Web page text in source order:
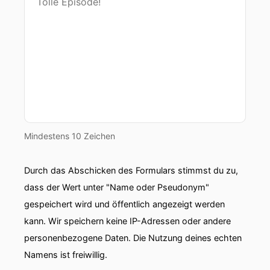
nutzen um fossile Kraft und Brennstoffe zu
perspektivisch wahrscheinlich mehr Leistungen.
00:02:54: das gab auch an diesem
Versorgungssicherheitsbericht der
Bundesnetzagentur einige Kritik methodischer
00:03:00: Das kann also niemand so genau
Mindestens 10 Zeichen
Durch das Abschicken des Formulars stimmst du zu,
dass der Wert unter "Name oder Pseudonym"
gespeichert wird und öffentlich angezeigt werden
kann. Wir speichern keine IP-Adressen oder andere
personenbezogene Daten. Die Nutzung deines echten
Namens ist freiwillig.